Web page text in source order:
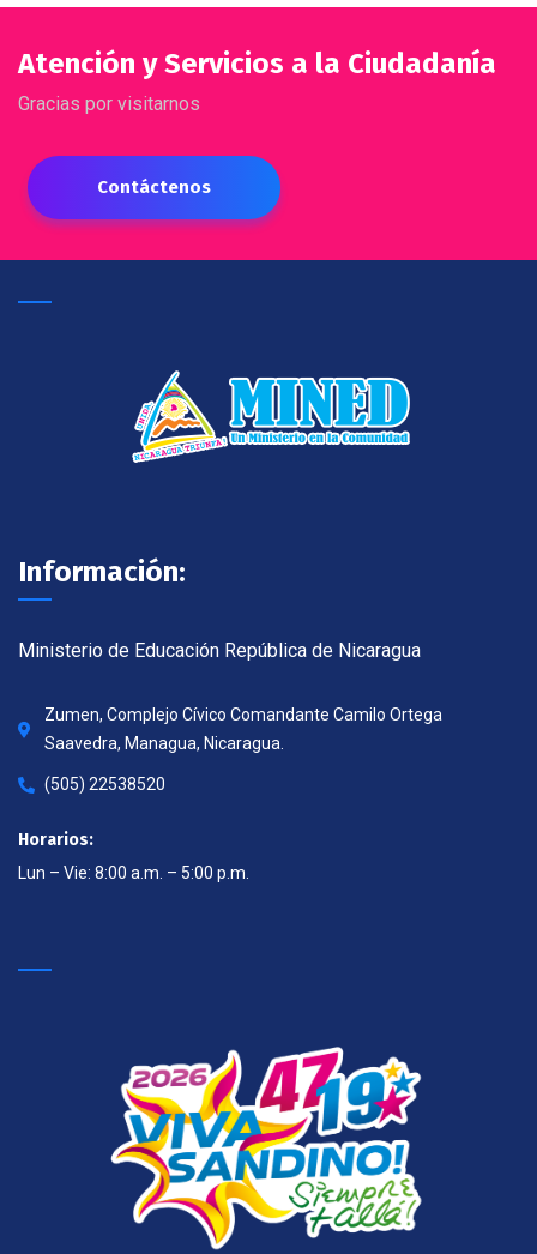
Atención y Servicios a la Ciudadanía
Gracias por visitarnos
Contáctenos
Información:
Ministerio de Educación República de Nicaragua
Zumen, Complejo Cívico Comandante Camilo Ortega
Saavedra, Managua, Nicaragua.
(505) 22538520
Horarios:
Lun – Vie: 8:00 a.m. – 5:00 p.m.